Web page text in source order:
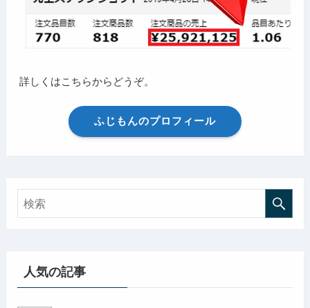
詳しくはこちらからどうぞ。
ふじもんのプロフィール
人気の記事